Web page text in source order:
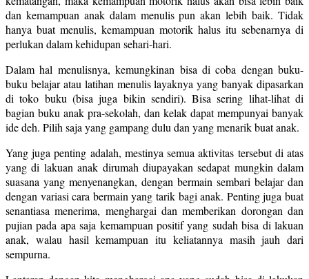
dan kemampuan anak dalam menulis pun akan lebih baik. Tidak
hanya buat menulis, kemampuan motorik halus itu sebenarnya di
perlukan dalam kehidupan sehari-hari.
Dalam hal menulisnya, kemungkinan bisa di coba dengan buku-
buku belajar atau latihan menulis layaknya yang banyak dipasarkan
di toko buku (bisa juga bikin sendiri). Bisa sering lihat-lihat di
bagian buku anak pra-sekolah, dan kelak dapat mempunyai banyak
ide deh. Pilih saja yang gampang dulu dan yang menarik buat anak.
Yang juga penting adalah, mestinya semua aktivitas tersebut di atas
yang di lakuan anak dirumah diupayakan sedapat mungkin dalam
suasana yang menyenangkan, dengan bermain sembari belajar dan
dengan variasi cara bermain yang tarik bagi anak. Penting juga buat
senantiasa menerima, menghargai dan memberikan dorongan dan
pujian pada apa saja kemampuan positif yang sudah bisa di lakuan
anak, walau hasil kemampuan itu keliatannya masih jauh dari
sempurna.